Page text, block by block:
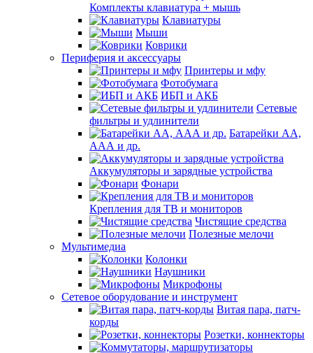
Комплекты клавиатура + мышь
Клавиатуры
Мыши
Коврики
Периферия и аксессуары
Принтеры и мфу
Фотобумага
ИБП и АКБ
Сетевые
фильтры и удлинители
Батарейки АА,
ААА и др.
Аккумуляторы и зарядные устройства
Фонари
Крепления для ТВ и мониторов
Чистящие средства
Полезные мелочи
Мультимедиа
Колонки
Наушники
Микрофоны
Сетевое оборудование и инструмент
Витая пара, патч-
корды
Розетки, коннекторы